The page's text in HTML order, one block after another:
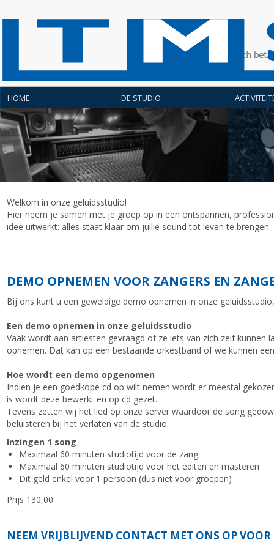
HOME DE STUDIO
Welkom in onze geluidsstudio!
Hier neem je samen met je groep op in een ontspannen,
idee uitwerkt: alles staat klaar om jullie sound tot leven te
DEMO OPNEMEN VOOR ZANGERS EN
Bij ons kunt u een geweldige demo opnemen in onze
Een demo opnemen in onze geluidsstudio
Vaak wordt aan artiesten gevraagd of ze iets van zich zelf
opnemen. Dat kan op een bestaande orkestband of we kunnen
Hoe wordt een demo opgenomen
Indien je een goedkope cd op wilt nemen wordt er meestal
is wordt deze bewerkt en op cd gezet.
Tevens zetten wij het lied op onze server waardoor de song
beluisteren bij het verlaten van de studio.
Inzingen 1 song
Maximaal 60 minuten studiotijd voor de zang
Maximaal 60 minuten studiotijd voor het editen en masteren
Dit geld enkel voor 1 persoon (dus niet voor groepen)
Prijs 130,00
NEEM VRIJBLIJVEND CONTACT MET ONS OP